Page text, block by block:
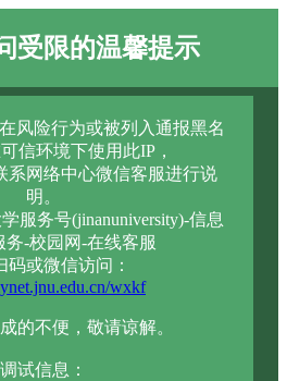
受限的温馨提示
风险行为或被列入通报黑名
信环境下使用此IP，
系网络中心微信客服进行说
明。
服务号(jinanuniversity)-信息
务-校园网-在线客服
码或微信访问：
wxkf
的不便，敬请谅解。
调试信息：